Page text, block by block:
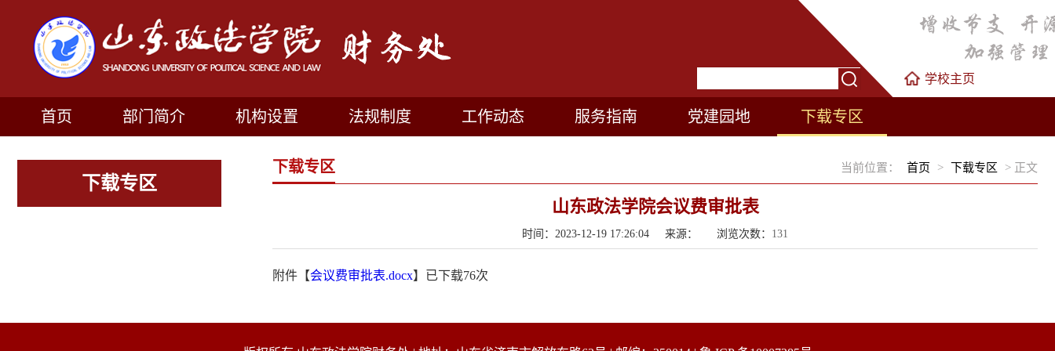
学校主页
首页 部门简介 机构设置 法规制度 工作动态 服务指南 党建园地 下载专区
下载专区
下载专区 当前位置： 首页 > 下载专区 > 正文
山东政法学院会议费审批表
时间：2023-12-19 17:26:04 来源： 浏览次数： 131
附件【会议费审批表.docx】已下载76次